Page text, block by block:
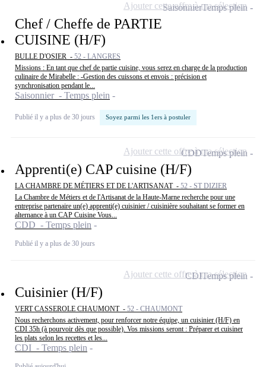
Chef / Cheffe de PARTIE
CUISINE (H/F)
BULLE D'OSIER - 52 - LANGRES
Missions : En tant que chef de partie cuisine, vous serez en charge de la production
culinaire de Mirabelle : -Gestion des cuissons et envois : précision et
synchronisation pendant le...
Saisonnier - Temps plein
Publié il y a plus de 30 jours Soyez parmi les 1ers à postuler
SaisonnierTemps plein
Ajouter cette offre à ma sélection
Apprenti(e) CAP cuisine (H/F)
LA CHAMBRE DE MÉTIERS ET DE L'ARTISANAT - 52 - ST DIZIER
La Chambre de Métiers et de l'Artisanat de la Haute-Marne recherche pour une
entreprise partenaire un(e) apprenti(e) cuisinier / cuisinière souhaitant se former en
alternance à un CAP Cuisine Vous...
CDD - Temps plein
Publié il y a plus de 30 jours
CDDTemps plein
Ajouter cette offre à ma sélection
Cuisinier (H/F)
VERT CASSEROLE CHAUMONT - 52 - CHAUMONT
Nous recherchons activement, pour renforcer notre équipe, un cuisinier (H/F) en
CDI 35h (à pourvoir dès que possible). Vos missions seront : Préparer et cuisiner
les plats selon les recettes et les...
CDI - Temps plein
CDITemps plein
Ajouter cette offre à ma sélection